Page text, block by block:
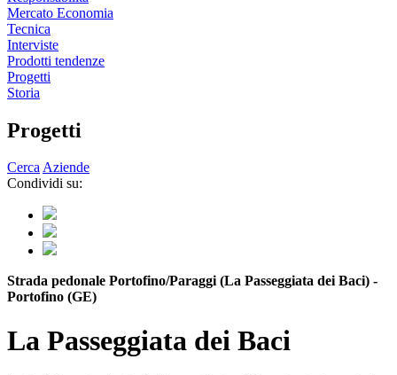
Mercato Economia
Tecnica
Interviste
Prodotti tendenze
Progetti
Storia
Progetti
CercaAziende
Condividi su:
Strada pedonale Portofino/Paraggi (La Passeggiata dei Baci) -
Portofino (GE)
La Passeggiata dei Baci